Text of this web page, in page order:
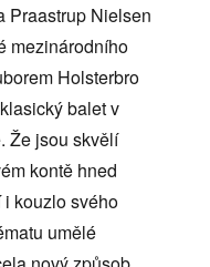
Praastrup Nielsen
mezinárodního
Holsterbro
balet v
Že jsou skvělí
kontě hned
kouzlo svého
umělé